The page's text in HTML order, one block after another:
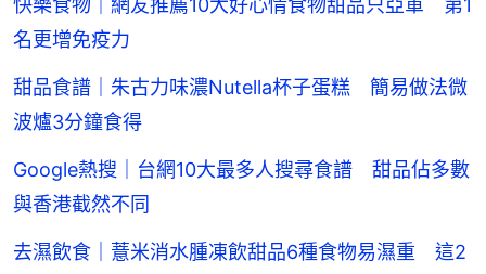
快樂食物｜網友推薦10大好心情食物甜品只亞軍 第1
名更增免疫力
甜品食譜｜朱古力味濃Nutella杯子蛋糕 簡易做法微
波爐3分鐘食得
Google熱搜｜台網10大最多人搜尋食譜 甜品佔多數
與香港截然不同
去濕飲食｜薏米消水腫凍飲甜品6種食物易濕重 這2